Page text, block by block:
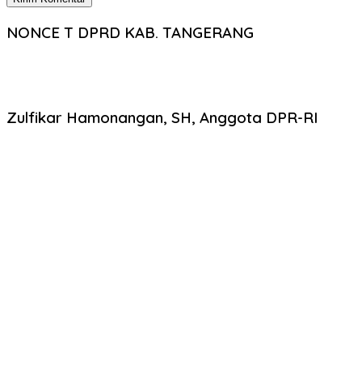
NONCE T DPRD KAB. TANGERANG
Zulfikar Hamonangan, SH, Anggota DPR-RI